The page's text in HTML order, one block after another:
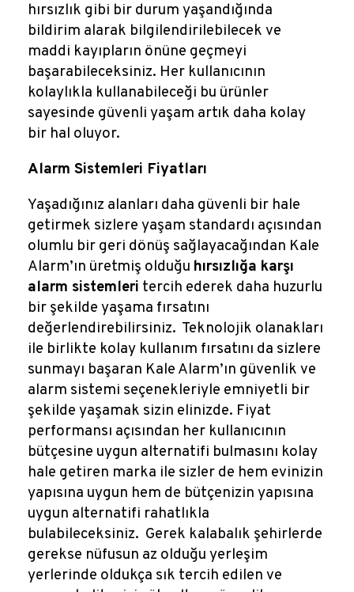
hırsızlık gibi bir durum yaşandığında
bildirim alarak bilgilendirilebilecek ve
maddi kayıpların önüne geçmeyi
başarabileceksiniz. Her kullanıcının
kolaylıkla kullanabileceği bu ürünler
sayesinde güvenli yaşam artık daha kolay
bir hal oluyor.
Alarm Sistemleri Fiyatları
Yaşadığınız alanları daha güvenli bir hale
getirmek sizlere yaşam standardı açısından
olumlu bir geri dönüş sağlayacağından Kale
Alarm’ın üretmiş olduğu hırsızlığa karşı
alarm sistemleri tercih ederek daha huzurlu
bir şekilde yaşama fırsatını
değerlendirebilirsiniz. Teknolojik olanakları
ile birlikte kolay kullanım fırsatını da sizlere
sunmayı başaran Kale Alarm’ın güvenlik ve
alarm sistemi seçenekleriyle emniyetli bir
şekilde yaşamak sizin elinizde. Fiyat
performansı açısından her kullanıcının
bütçesine uygun alternatifi bulmasını kolay
hale getiren marka ile sizler de hem evinizin
yapısına uygun hem de bütçenizin yapısına
uygun alternatifi rahatlıkla
bulabileceksiniz. Gerek kalabalık şehirlerde
gerekse nüfusun az olduğu yerleşim
yerlerinde oldukça sık tercih edilen ve